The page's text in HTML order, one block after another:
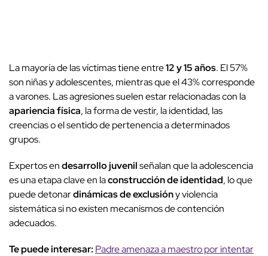
La mayoría de las víctimas tiene entre12 y 15 años. El 57%
son niñas y adolescentes, mientras que el 43% corresponde
a varones. Las agresiones suelen estar relacionadas con la
apariencia física, la forma de vestir, la identidad, las
creencias o el sentido de pertenencia a determinados
grupos.
Expertos endesarrollo juvenilseñalan que la adolescencia
es una etapa clave en laconstrucción de identidad, lo que
puede detonardinámicas de exclusióny violencia
sistemática si no existen mecanismos de contención
adecuados.
Te puede interesar: Padre amenaza a maestro por intentar